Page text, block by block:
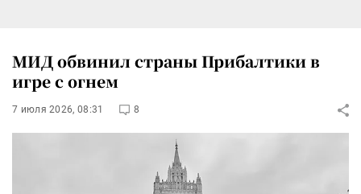
МИД обвинил страны Прибалтики в
игре с огнем
7 июля 2026, 08:31 8